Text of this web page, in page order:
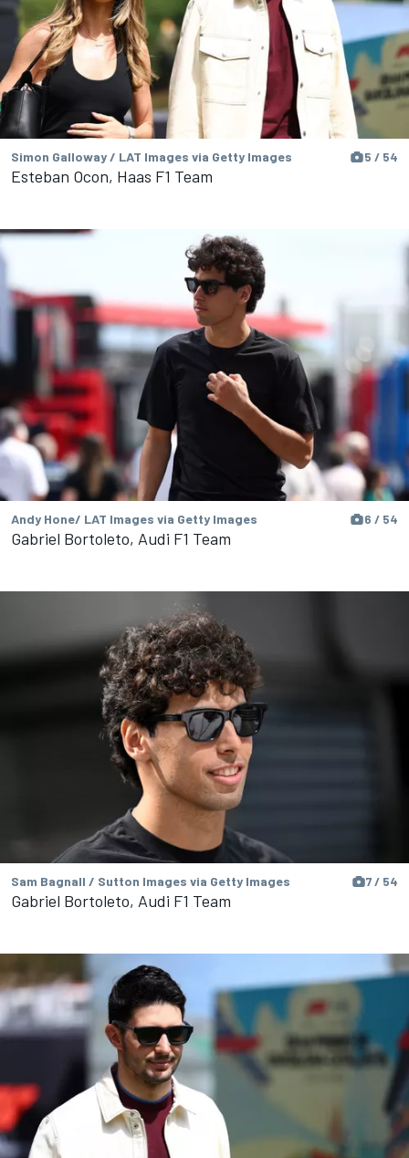
Simon Galloway / LAT Images via Getty Images 5 / 54
Esteban Ocon, Haas F1 Team
Andy Hone/ LAT Images via Getty Images 6 / 54
Gabriel Bortoleto, Audi F1 Team
Sam Bagnall / Sutton Images via Getty Images 7 / 54
Gabriel Bortoleto, Audi F1 Team